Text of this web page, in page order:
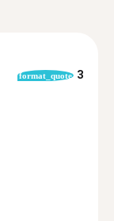
format_quote 3